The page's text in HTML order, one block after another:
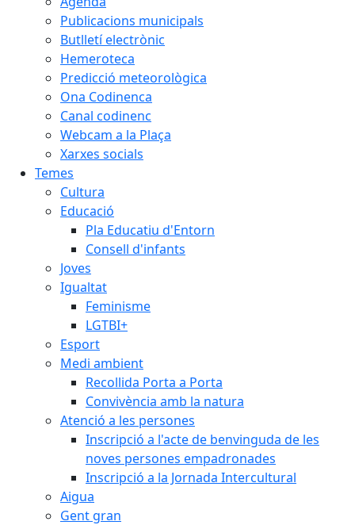
Publicacions municipals
Butlletí electrònic
Hemeroteca
Predicció meteorològica
Ona Codinenca
Canal codinenc
Webcam a la Plaça
Xarxes socials
Temes
Cultura
Educació
Pla Educatiu d'Entorn
Consell d'infants
Joves
Igualtat
Feminisme
LGTBI+
Esport
Medi ambient
Recollida Porta a Porta
Convivència amb la natura
Atenció a les persones
Inscripció a l'acte de benvinguda de les
noves persones empadronades
Inscripció a la Jornada Intercultural
Aigua
Gent gran